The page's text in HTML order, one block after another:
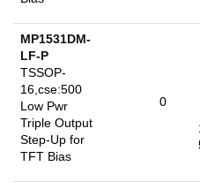
MP1531DM-
LF-P
TSSOP-
16,cse:500
Low Pwr
Triple Output
Step-Up for
TFT Bias
0